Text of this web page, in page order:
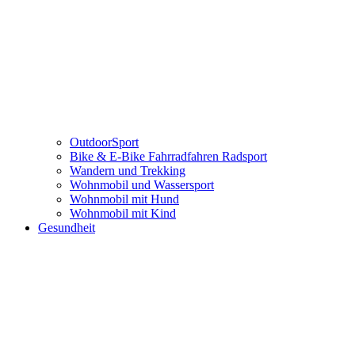
OutdoorSport
Bike & E-Bike Fahrradfahren Radsport
Wandern und Trekking
Wohnmobil und Wassersport
Wohnmobil mit Hund
Wohnmobil mit Kind
Gesundheit